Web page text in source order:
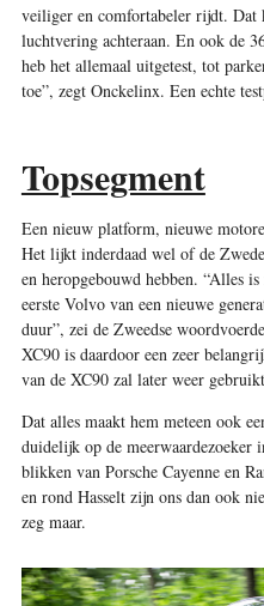
veiliger en comfortabeler rijdt. Dat
luchtvering achteraan. En ook de
heb het allemaal uitgetest, tot
toe”, zegt Onckelinx. Een echte
Topsegment
Een nieuw platform, nieuwe
Het lijkt inderdaad wel of de
en heropgebouwd hebben. “Alles
eerste Volvo van een nieuwe
duur”, zei de Zweedse
XC90 is daardoor een zeer
van de XC90 zal later weer
Dat alles maakt hem meteen ook
duidelijk op de meerwaardezoeker
blikken van Porsche Cayenne en
en rond Hasselt zijn ons dan ook
zeg maar.